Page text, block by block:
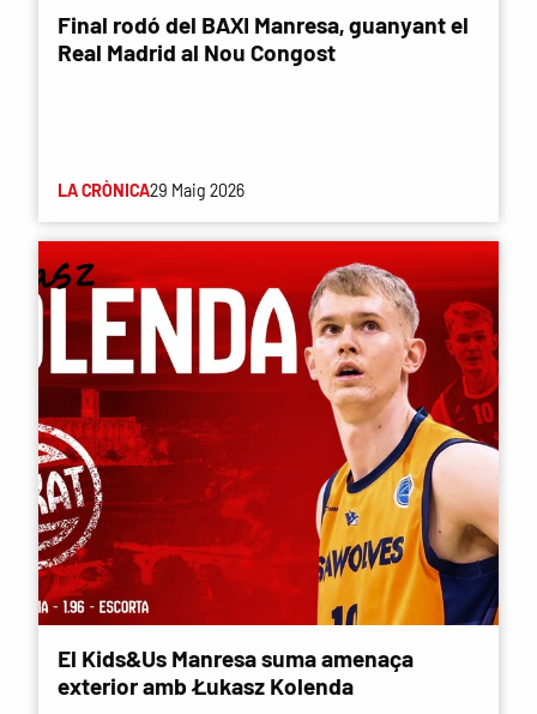
Final rodó del BAXI Manresa, guanyant el
Real Madrid al Nou Congost
LA CRÒNICA29 Maig 2026
El Kids&Us Manresa suma amenaça
exterior amb Łukasz Kolenda